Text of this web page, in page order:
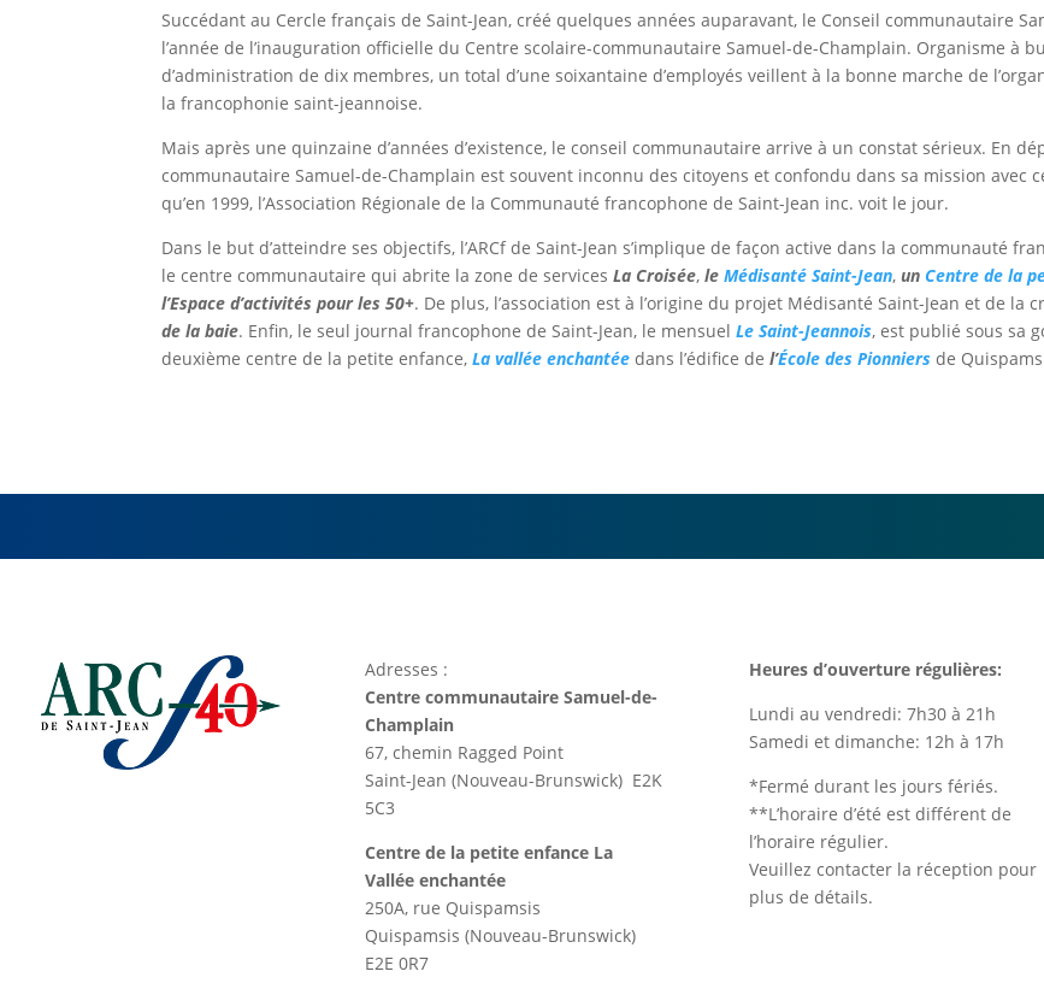
Succédant au Cercle français de Saint-Jean, créé quelques années auparavant, le Conseil communautaire
l’année de l’inauguration officielle du Centre scolaire-communautaire Samuel-de-Champlain. Organisme à
d’administration de dix membres, un total d’une soixantaine d’employés veillent à la bonne marche de
la francophonie saint-jeannoise.
Mais après une quinzaine d’années d’existence, le conseil communautaire arrive à un constat sérieux. En
communautaire Samuel-de-Champlain est souvent inconnu des citoyens et confondu dans sa mission avec
qu’en 1999, l’Association Régionale de la Communauté francophone de Saint-Jean inc. voit le jour.
Dans le but d’atteindre ses objectifs, l’ARCf de Saint-Jean s’implique de façon active dans la communauté
le centre communautaire qui abrite la zone de servicesLa Croisée,leMédisanté Saint-Jean,un Centre de la
l’Espace d’activités pour les 50+. De plus, l’association est à l’origine du projet Médisanté Saint-Jean et de
de la baie. Enfin, le seul journal francophone de Saint-Jean, le mensuelLe Saint-Jeannois, est publié sous sa
deuxième centre de la petite enfance,La vallée enchantée dans l’édifice del’École des Pionniers de
Adresses :
Centre communautaire Samuel-de-
Champlain
67, chemin Ragged Point
Saint-Jean (Nouveau-Brunswick) E2K
5C3
Centre de la petite enfance La
Vallée enchantée
250A, rue Quispamsis
Quispamsis (Nouveau-Brunswick)
E2E 0R7
Heures d’ouverture régulières:
Lundi au vendredi: 7h30 à 21h
Samedi et dimanche: 12h à 17h
*Fermé durant les jours fériés.
**L’horaire d’été est différent de
l’horaire régulier.
Veuillez contacter la réception pour
plus de détails.